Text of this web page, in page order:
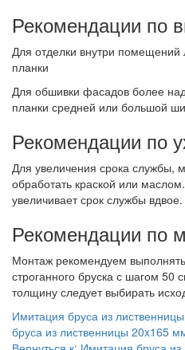
Рекомендации по
Для отделки внутри помещений
планки
Для обшивки фасадов более
планки средней или большой
Рекомендации по
Для увеличения срока службы,
обработать краской или
увеличивает срок службы вдвое.
Рекомендации по
Монтаж рекомендуем
строганного бруска с шагом
толщину следует выбирать
Имитация бруса из
бруса из лиственницы 20x165